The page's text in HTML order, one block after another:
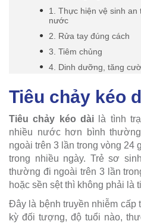
1. Thực hiện vệ sinh
nước
2. Rửa tay đúng cách
3. Tiêm chủng
4. Dinh dưỡng, tăng
Tiêu chảy kéo
Tiêu chảy kéo dài là tình
nhiều nước hơn bình
ngoài trên 3 lần trong vòng 24
trong nhiều ngày. Trẻ sơ
thường đi ngoài trên 3 lần
hoặc sền sệt thì không phải là
Đây là bệnh truyền nhiễm cấp
kỳ đối tượng, độ tuổi nào,